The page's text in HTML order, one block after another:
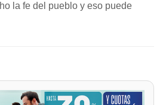
la fe del pueblo y eso puede